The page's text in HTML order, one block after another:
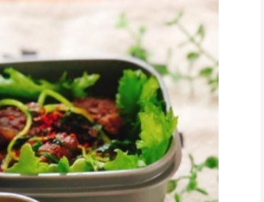
「もう行列に並ばない！」ミスドのモ
バイルオーダー完全ガイド｜支払い方
法から受け取り方までネットオーダー
を徹底解説